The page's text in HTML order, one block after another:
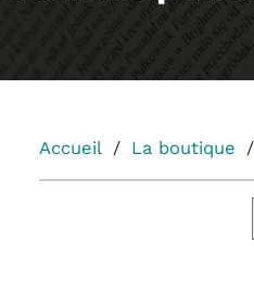
Accueil La boutique